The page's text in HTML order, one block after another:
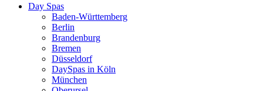
Day Spas
Baden-Württemberg
Berlin
Brandenburg
Bremen
Düsseldorf
DaySpas in Köln
München